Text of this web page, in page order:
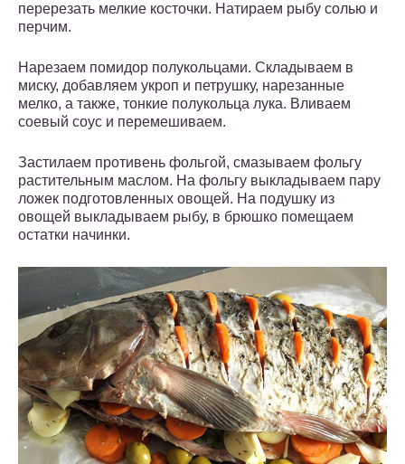
перерезать мелкие косточки. Натираем рыбу солью и
перчим.
Нарезаем помидор полукольцами. Складываем в
миску, добавляем укроп и петрушку, нарезанные
мелко, а также, тонкие полукольца лука. Вливаем
соевый соус и перемешиваем.
Застилаем противень фольгой, смазываем фольгу
растительным маслом. На фольгу выкладываем пару
ложек подготовленных овощей. На подушку из
овощей выкладываем рыбу, в брюшко помещаем
остатки начинки.